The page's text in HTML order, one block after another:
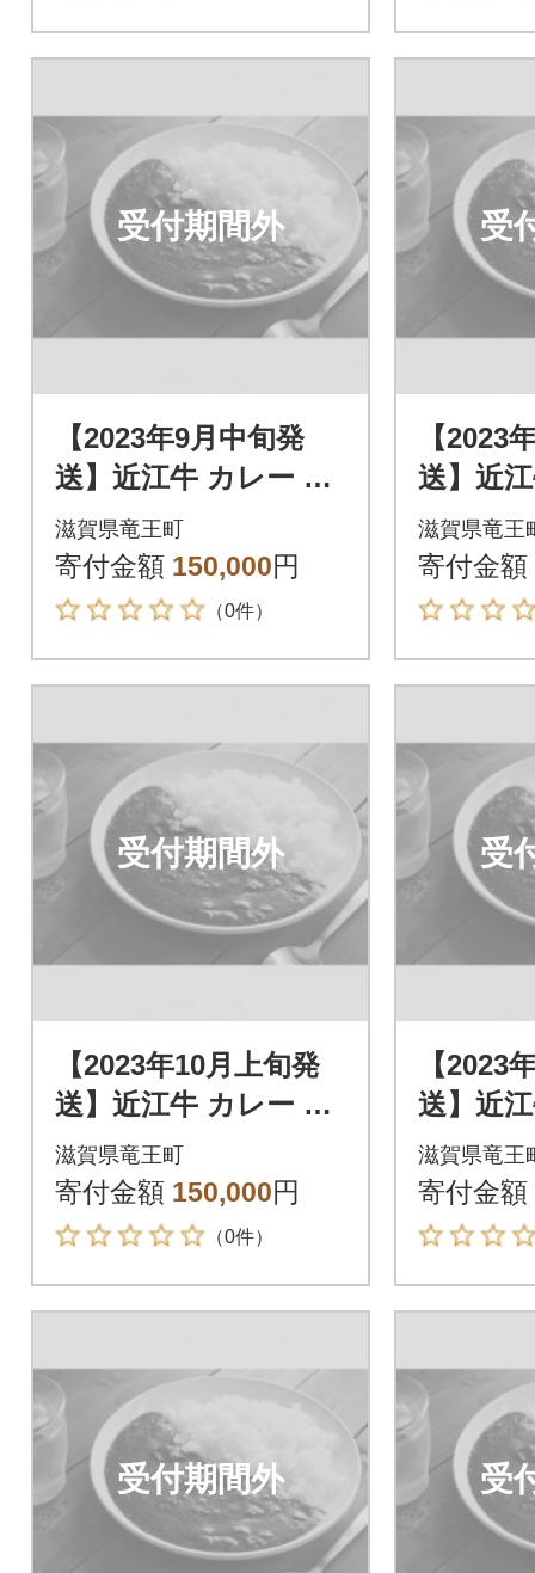
受付期間外
【2023年9月中旬発
送】近江牛 カレー 50
箱
滋賀県竜王町
寄付金額 150,000円
（0件）
受
【2023
送】近
箱
滋賀県竜王
寄付金額
受付期間外
【2023年10月上旬発
送】近江牛 カレー 50
箱
滋賀県竜王町
寄付金額 150,000円
（0件）
受
【2023
送】近
箱
滋賀県竜王
寄付金額
受付期間外 受